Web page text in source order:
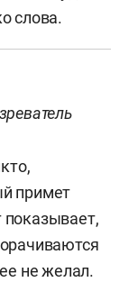
слова.
примет
не желал.